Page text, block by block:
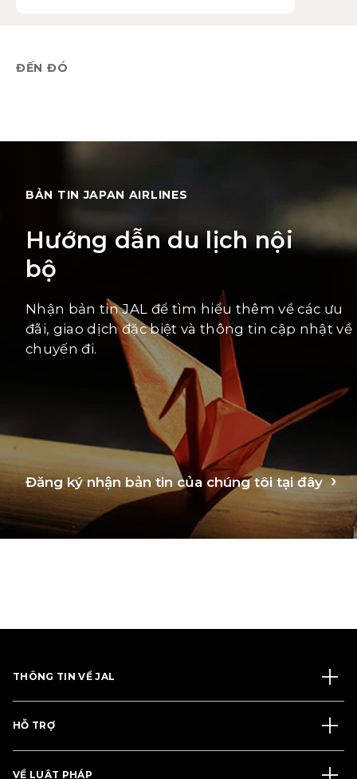
ĐẾN ĐÓ
BẢN TIN JAPAN AIRLINES
Hướng dẫn du lịch nội
bộ
Nhận bản tin JAL để tìm hiểu thêm về các ưu
đãi, giao dịch đặc biệt và thông tin cập nhật về
chuyến đi.
Đăng ký nhận bản tin của chúng tôi tại đây
THÔNG TIN VỀ JAL
HỖ TRỢ
VỀ LUẬT PHÁP